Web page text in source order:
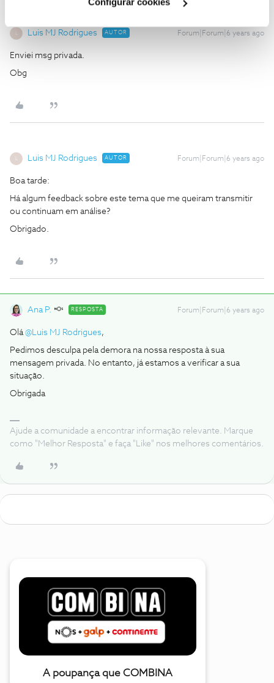
Luis MJ Rodrigues AUTOR Forum|Forum|6 years ago
Enviei msg privada.
Obg
Luis MJ Rodrigues AUTOR Forum|Forum|6 years ago
Boa tarde:
Há algum feedback sobre este tema que me queiram transmitir
ou continuam em análise?
Obrigado.
Ana P. RESPOSTA Forum|Forum|6 years ago
Olá@Luis MJ Rodrigues,
Pedimos desculpa pela demora na nossa resposta à sua
mensagem privada. No entanto, já estamos a verificar a sua
situação.
Obrigada
Ajude a comunidade a encontrar informação relevante. Marque
como "Melhor Resposta" e faça "Like" nos melhores comentários.
A poupança que COMBINA